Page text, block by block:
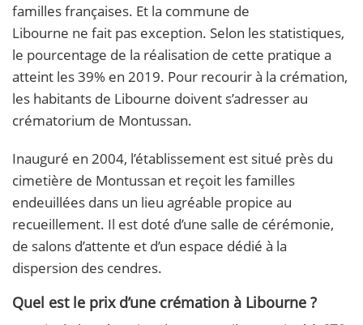
familles françaises. Et la commune de
Libourne ne fait pas exception. Selon les statistiques,
le pourcentage de la réalisation de cette pratique a
atteint les 39% en 2019. Pour recourir à la crémation,
les habitants de Libourne doivent s’adresser au
crématorium de Montussan.
Inauguré en 2004, l’établissement est situé près du
cimetière de Montussan et reçoit les familles
endeuillées dans un lieu agréable propice au
recueillement. Il est doté d’une salle de cérémonie,
de salons d’attente et d’un espace dédié à la
dispersion des cendres.
Quel est le prix d’une crémation à Libourne ?